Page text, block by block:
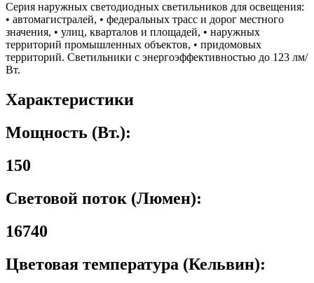
Серия наружных светодиодных светильников для освещения:
• автомагистралей, • федеральных трасс и дорог местного
значения, • улиц, кварталов и площадей, • наружных
территорий промышленных объектов, • придомовых
территорий. Светильники с энергоэффективностью до 123 лм/
Вт.
Характеристики
Мощность (Вт.):
150
Световой поток (Люмен):
16740
Цветовая температура (Кельвин):